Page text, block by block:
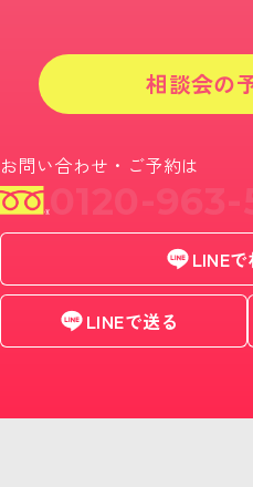
相談会の
お問い合わせ・ご予約は
LINE
LINEで送る